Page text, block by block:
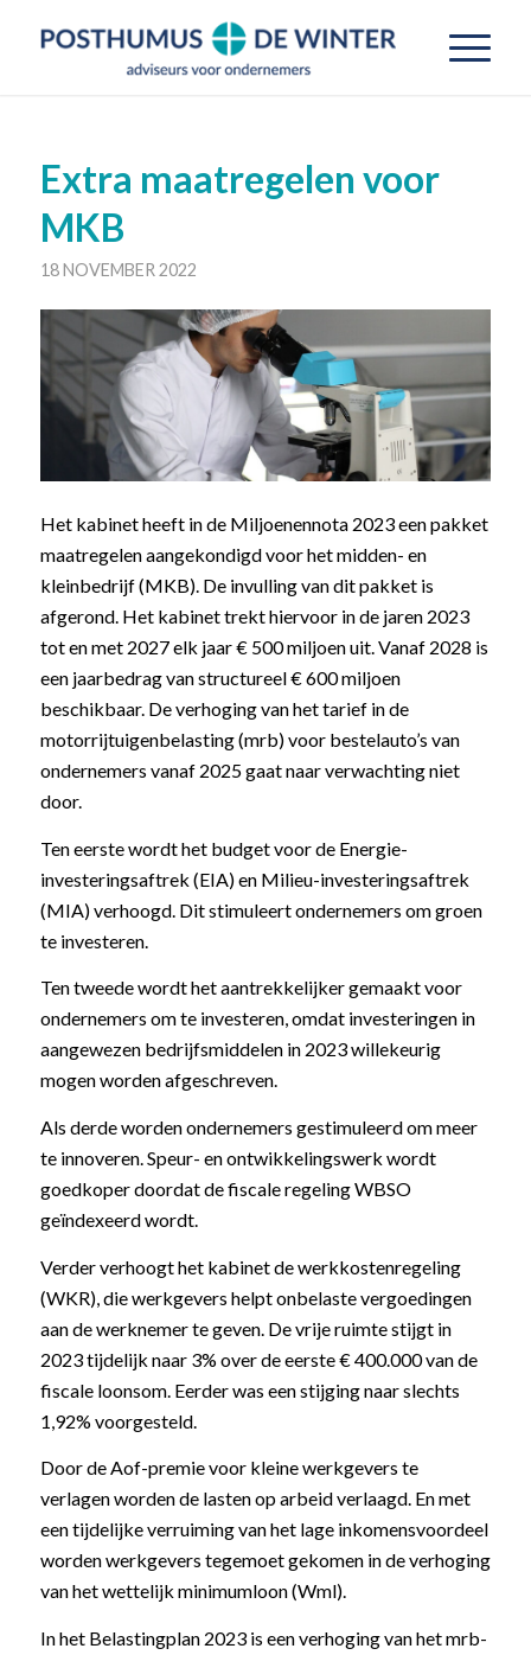
Extra maatregelen voor
MKB
18 NOVEMBER 2022
Het kabinet heeft in de Miljoenennota 2023 een pakket
maatregelen aangekondigd voor het midden- en
kleinbedrijf (MKB). De invulling van dit pakket is
afgerond. Het kabinet trekt hiervoor in de jaren 2023
tot en met 2027 elk jaar € 500 miljoen uit. Vanaf 2028 is
een jaarbedrag van structureel € 600 miljoen
beschikbaar. De verhoging van het tarief in de
motorrijtuigenbelasting (mrb) voor bestelauto’s van
ondernemers vanaf 2025 gaat naar verwachting niet
door.
Ten eerste wordt het budget voor de Energie-
investeringsaftrek (EIA) en Milieu-investeringsaftrek
(MIA) verhoogd. Dit stimuleert ondernemers om groen
te investeren.
Ten tweede wordt het aantrekkelijker gemaakt voor
ondernemers om te investeren, omdat investeringen in
aangewezen bedrijfsmiddelen in 2023 willekeurig
mogen worden afgeschreven.
Als derde worden ondernemers gestimuleerd om meer
te innoveren. Speur- en ontwikkelingswerk wordt
goedkoper doordat de fiscale regeling WBSO
geïndexeerd wordt.
Verder verhoogt het kabinet de werkkostenregeling
(WKR), die werkgevers helpt onbelaste vergoedingen
aan de werknemer te geven. De vrije ruimte stijgt in
2023 tijdelijk naar 3% over de eerste € 400.000 van de
fiscale loonsom. Eerder was een stijging naar slechts
1,92% voorgesteld.
Door de Aof-premie voor kleine werkgevers te
verlagen worden de lasten op arbeid verlaagd. En met
een tijdelijke verruiming van het lage inkomensvoordeel
worden werkgevers tegemoet gekomen in de verhoging
van het wettelijk minimumloon (Wml).
In het Belastingplan 2023 is een verhoging van het mrb-